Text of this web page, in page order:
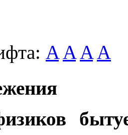
A A A A